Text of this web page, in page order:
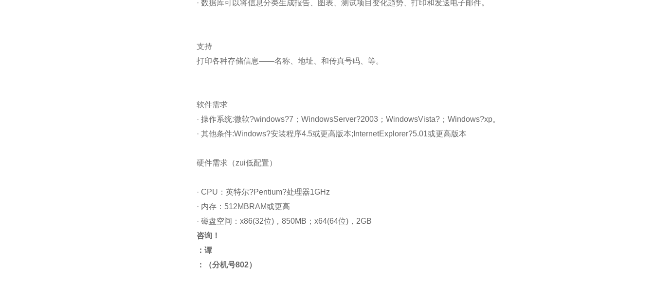
· 数据库可以将信息分类生成报告、图表、测试项目变化趋势、打印和发送电子邮件。
支持
打印各种存储信息——名称、地址、和传真号码、等。
软件需求
· 操作系统:微软?windows?7；WindowsServer?2003；WindowsVista?；Windows?xp。
· 其他条件:Windows?安装程序4.5或更高版本;InternetExplorer?5.01或更高版本
硬件需求 （zui低配置）
· CPU：英特尔?Pentium?处理器1GHz
· 内存：512MBRAM或更高
· 磁盘空间：x86(32位)，850MB；x64(64位)，2GB
咨询！
：谭
：（分机号802）